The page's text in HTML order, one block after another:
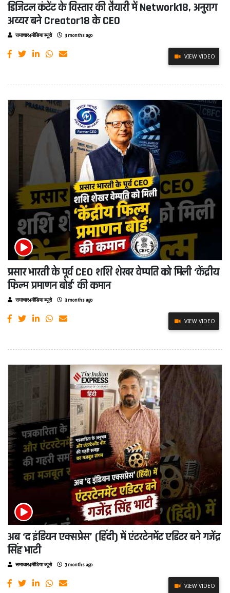
डिजिटल कंटेंट के विस्तार की तैयारी में Network18, अनुराग
अय्यर बने Creator18 के CEO
समाचार4मीडिया ब्यूरो 3 months ago
VIEW VIDEO
प्रसार भारती के पूर्व CEO शशि शेखर वेम्पति को मिली ‘केंद्रीय
फिल्म प्रमाणन बोर्ड’ की कमान
समाचार4मीडिया ब्यूरो 3 months ago
VIEW VIDEO
अब ‘द इंडियन एक्सप्रेस’ (हिंदी) में एंटरटेनमेंट एडिटर बने गजेंद्र
सिंह भाटी
समाचार4मीडिया ब्यूरो 3 months ago
VIEW VIDEO